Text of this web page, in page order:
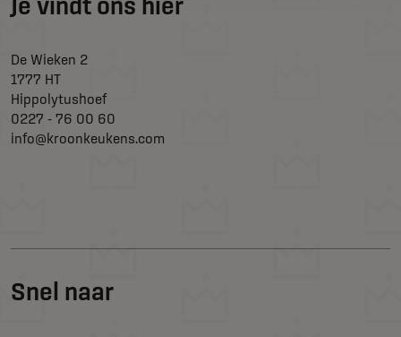
Snel naar
De Wieken 2
1777 HT
Hippolytushoef
0227 - 76 00 60
info@kroonkeukens.com